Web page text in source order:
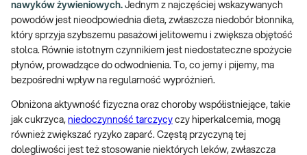
nawyków żywieniowych. Jednym z najczęściej wskazywanych
powodów jest nieodpowiednia dieta, zwłaszcza niedobór błonnika,
który sprzyja szybszemu pasażowi jelitowemu i zwiększa objętość
stolca. Równie istotnym czynnikiem jest niedostateczne spożycie
płynów, prowadzące do odwodnienia. To, co jemy i pijemy, ma
bezpośredni wpływ na regularność wypróżnień.
Obniżona aktywność fizyczna oraz choroby współistniejące, takie
jak cukrzyca, niedoczynność tarczycy czy hiperkalcemia, mogą
również zwiększać ryzyko zaparć. Częstą przyczyną tej
dolegliwości jest też stosowanie niektórych leków, zwłaszcza